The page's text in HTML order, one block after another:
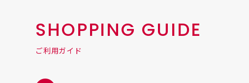
SHOPPING GUIDE
ご利用ガイド